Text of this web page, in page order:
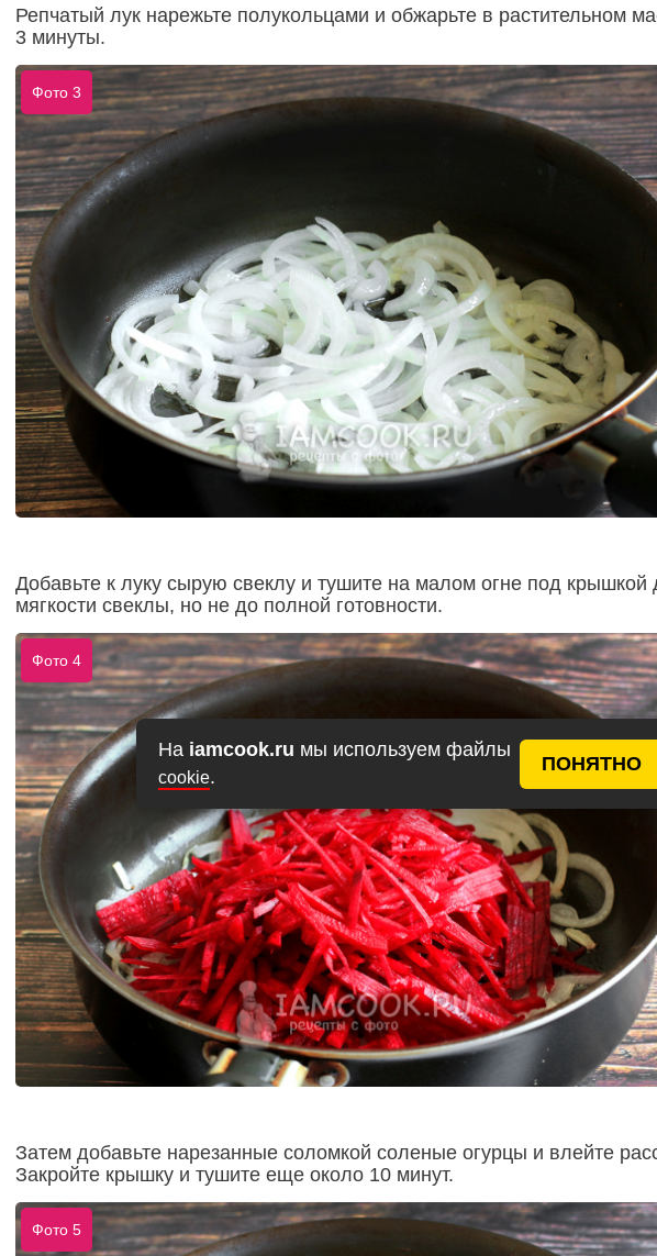
На iamcook.ru мы используем файлы
cookie.
ПОНЯТНО
Репчатый лук нарежьте полукольцами и обжарьте в растительном
3 минуты.
Фото 3
Добавьте к луку сырую свеклу и тушите на малом огне под крышкой
мягкости свеклы, но не до полной готовности.
Фото 4
Затем добавьте нарезанные соломкой соленые огурцы и влейте
Закройте крышку и тушите еще около 10 минут.
Фото 5